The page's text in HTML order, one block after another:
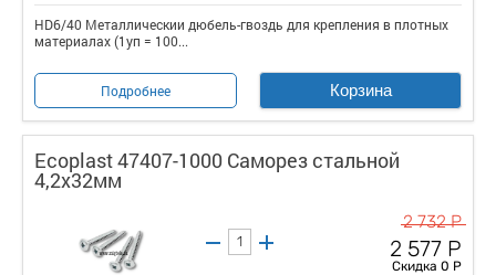
HD6/40 Металлическии дюбель-гвоздь для крепления в плотных
материалах (1уп = 100...
Подробнее Корзина
Ecoplast 47407-1000 Саморез стальной
4,2x32мм
2 732 Р
2 577 Р
Скидка 0 Р